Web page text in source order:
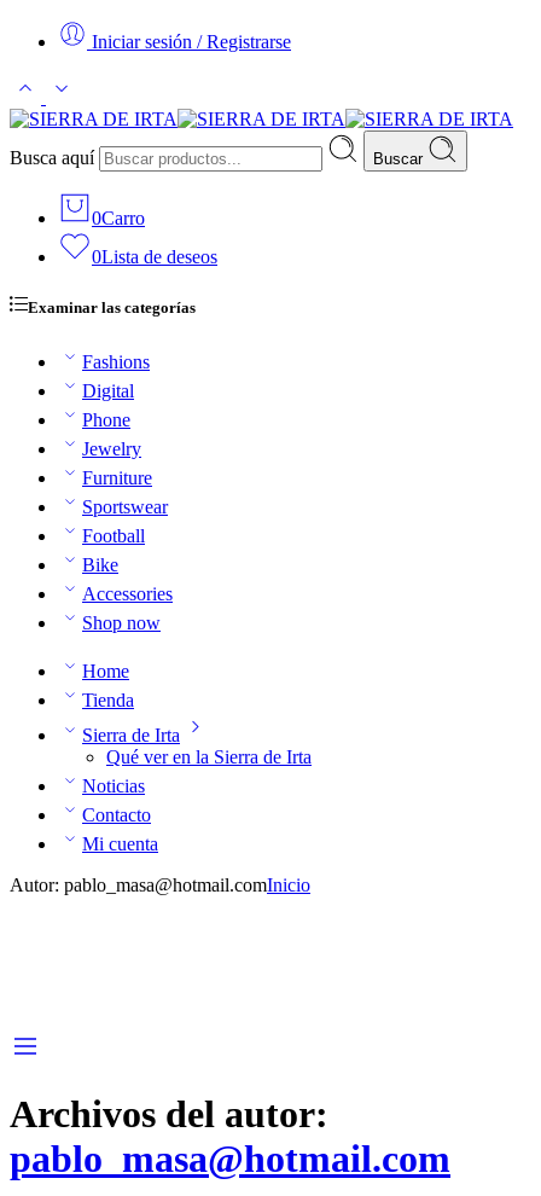
Iniciar sesión / Registrarse
Busca aquí Buscar
0Carro
0Lista de deseos
Examinar las categorías
Fashions
Digital
Phone
Jewelry
Furniture
Sportswear
Football
Bike
Accessories
Shop now
Home
Tienda
Sierra de Irta
Qué ver en la Sierra de Irta
Noticias
Contacto
Mi cuenta
Autor: pablo_masa@hotmail.comInicio
Archivos del autor:
pablo_masa@hotmail.com